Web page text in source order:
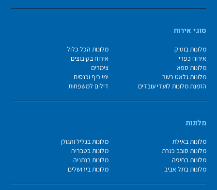
סוגי אירוח
מלונות בוטיק
מלונות הכל כלול
אירוח כפרי
אירוח בקיבוצים
מלונות ספא
צימרים
מלונות גלאט כשר
ימי כיף וכנסים
הזמנת מלונות לועדי עובדים
דילים למשפחות
מלונות
מלונות באילת
מלונות בגליל והגולן
מלונות סובב כנרת
מלונות בטבריה
מלונות בחיפה
מלונות בנתניה
מלונות בתל אביב
מלונות בירושלים